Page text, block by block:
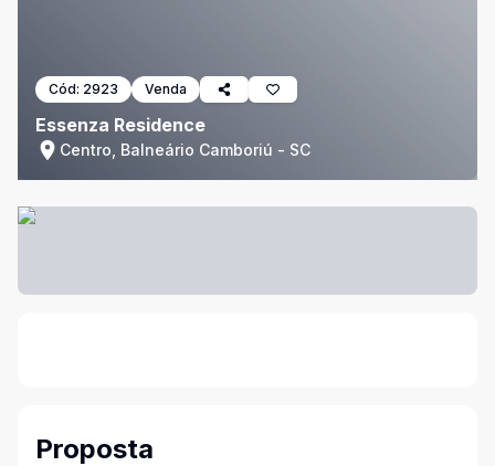
Cód: 2923 Venda
Essenza Residence
Centro, Balneário Camboriú - SC
Proposta